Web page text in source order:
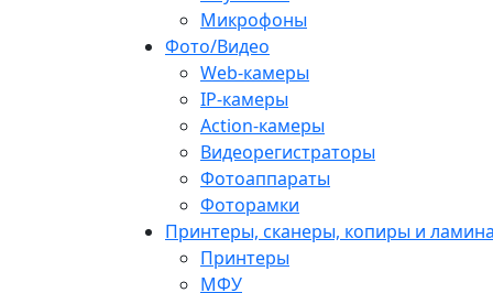
Микрофоны
Фото/Видео
Web-камеры
IP-камеры
Action-камеры
Видеорегистраторы
Фотоаппараты
Фоторамки
Принтеры, сканеры, копиры и
Принтеры
МФУ